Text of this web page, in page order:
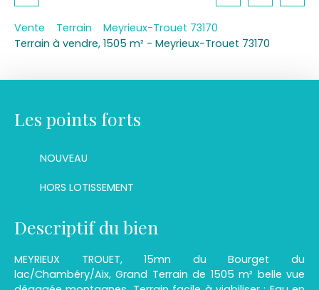
Vente Terrain
Meyrieux-Trouet 73170
Terrain à vendre, 1505 m² - Meyrieux-Trouet 73170
Les points forts
NOUVEAU
HORS LOTISSEMENT
Descriptif du bien
MEYRIEUX TROUET, 15mn du Bourget du
lac/Chambéry/Aix, Grand Terrain de 1505 m² belle vue